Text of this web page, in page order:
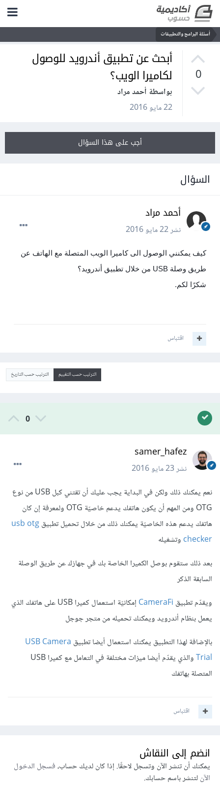
أسئلة البرامج والتطبيقات
0
أبحث عن تطبيق أندرويد للوصول
لكاميرا الويب؟
بواسطة أحمد مراد
22 مايو 2016
أجب على هذا السؤال
السؤال
أحمد مراد
نشر22 مايو 2016
كيف يمكنني الوصول الى كاميرا الويب المتصلة مع الهاتف عن
طريق وصلة USB من خلال تطبيق أندرويد؟
شكرًا لكم.
اقتباس
الترتيب حسب التقييم الترتيب حسب التاريخ
0
samer_hafez
نشر23 مايو 2016
نعم يمكنك ذلك ولكن في البداية يجب عليك أن تقتني كبل USB من نوع
OTG ومن المهم أن يكون هاتفك يدعم خاصيّة OTG ولمعرفة إن كان
هاتفك يدعم هذه الخاصيّة يمكنك ذلك من خلال تحميل تطبيقusb otg
checkerوتشغيله
بعد ذلك ستقوم بوصل الكميرا الخاصة بك في جهازك عن طريق الوصلة
السابقة الذكر
ويقدّم تطبيق CameraFi
إمكانيّة استعمال كميرا USB على هاتفك الذي
يعمل بنظام أندرويد ويمكنك تحميله من متجر جوجل
بالإضافة لهذا التطبيق يمكنك استعمال أيضا تطبيق USB Camera
Trial
والذي يقدّم أيضا ميزات مختلفة في التعامل مع كميرا USB
المتصلة بهاتفك
اقتباس
انضم إلى النقاش
يمكنك أن تنشر الآن وتسجل لاحقًا. إذا كان لديك حساب،فسجل الدخول
الآنلتنشر باسم حسابك.